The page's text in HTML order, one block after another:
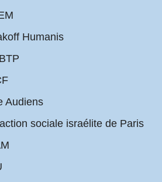
Humanis
Audiens
sociale israélite de Paris